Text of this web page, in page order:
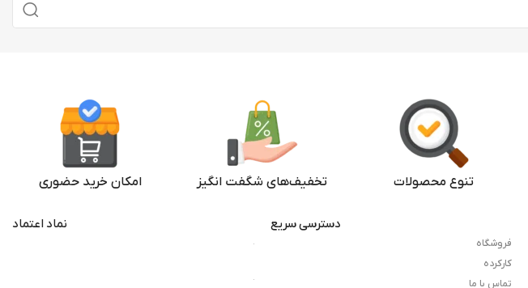
تنوع محصولات تخفیف‌های شگفت انگیز امکان خرید حضوری
دسترسی سریع
فروشگاه
کارکرده
تماس با ما
نماد اعتماد